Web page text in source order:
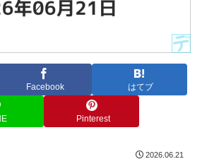
Facebook はてブ
Pinterest
2026.06.21